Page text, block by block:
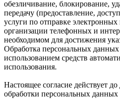
обезличивание, блокирование,
передачу (предоставление,
услуги по отправке
организации телефонных и
необходимом для достижения
Обработка персональных
использованием средств
использования.
Настоящее согласие действует
обработки персональных